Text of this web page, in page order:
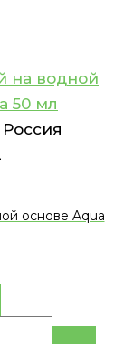
на водной
50 мл
основе Aqua